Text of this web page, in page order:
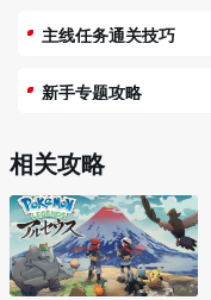
主线任务通关技巧
新手专题攻略
相关攻略